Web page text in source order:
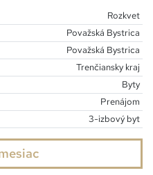
Rozkvet
Považská Bystrica
Považská Bystrica
Trenčiansky kraj
Byty
Prenájom
3-izbový byt